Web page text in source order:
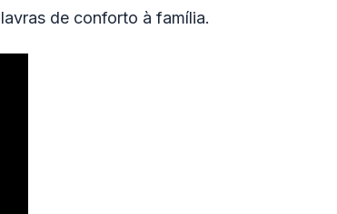
de conforto à família.